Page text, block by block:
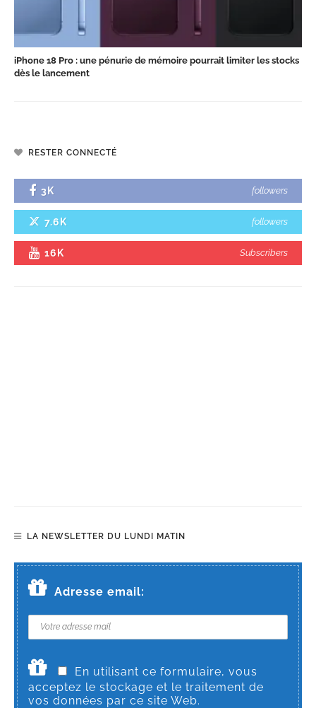
iPhone 18 Pro : une pénurie de mémoire pourrait limiter les stocks
dès le lancement
RESTER CONNECTÉ
3K followers
7.6K followers
16K Subscribers
LA NEWSLETTER DU LUNDI MATIN
Adresse email:
En utilisant ce formulaire, vous
acceptez le stockage et le traitement de
vos données par ce site Web.